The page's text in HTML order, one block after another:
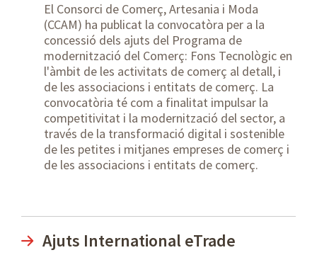
El Consorci de Comerç, Artesania i Moda
(CCAM) ha publicat la convocatòra per a la
concessió dels ajuts del Programa de
modernització del Comerç: Fons Tecnològic en
l'àmbit de les activitats de comerç al detall, i
de les associacions i entitats de comerç. La
convocatòria té com a finalitat impulsar la
competitivitat i la modernització del sector, a
través de la transformació digital i sostenible
de les petites i mitjanes empreses de comerç i
de les associacions i entitats de comerç.
Ajuts International eTrade